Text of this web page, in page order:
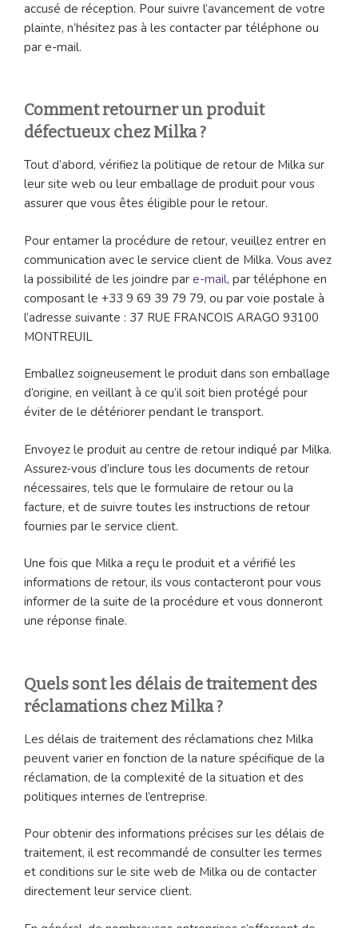
accusé de réception. Pour suivre l’avancement de votre
plainte, n’hésitez pas à les contacter par téléphone ou
par e-mail.
Comment retourner un produit
défectueux chez Milka ?
Tout d’abord, vérifiez la politique de retour de Milka sur
leur site web ou leur emballage de produit pour vous
assurer que vous êtes éligible pour le retour.
Pour entamer la procédure de retour, veuillez entrer en
communication avec le service client de Milka. Vous avez
la possibilité de les joindre par e-mail, par téléphone en
composant le +33 9 69 39 79 79, ou par voie postale à
l’adresse suivante : 37 RUE FRANCOIS ARAGO 93100
MONTREUIL
Emballez soigneusement le produit dans son emballage
d’origine, en veillant à ce qu’il soit bien protégé pour
éviter de le détériorer pendant le transport.
Envoyez le produit au centre de retour indiqué par Milka.
Assurez-vous d’inclure tous les documents de retour
nécessaires, tels que le formulaire de retour ou la
facture, et de suivre toutes les instructions de retour
fournies par le service client.
Une fois que Milka a reçu le produit et a vérifié les
informations de retour, ils vous contacteront pour vous
informer de la suite de la procédure et vous donneront
une réponse finale.
Quels sont les délais de traitement des
réclamations chez Milka ?
Les délais de traitement des réclamations chez Milka
peuvent varier en fonction de la nature spécifique de la
réclamation, de la complexité de la situation et des
politiques internes de l’entreprise.
Pour obtenir des informations précises sur les délais de
traitement, il est recommandé de consulter les termes
et conditions sur le site web de Milka ou de contacter
directement leur service client.